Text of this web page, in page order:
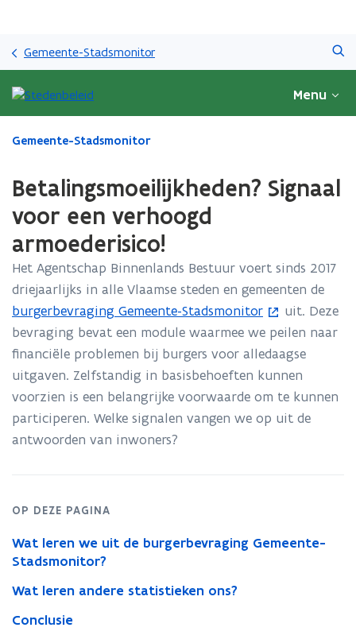
gaan
Gemeente-Stadsmonitor
Menu
Gedaan
zich
op:
Betalingsmoeilijkheden?
Signaal
voor
een
verhoogd
armoederisico!
Gemeente-Stadsmonitor
Betalingsmoeilijkheden? Signaal
voor een verhoogd
armoederisico!
Het Agentschap Binnenlands Bestuur voert sinds 2017
driejaarlijks in alle Vlaamse steden en gemeenten de
burgerbevraging Gemeente-Stadsmonitor
(
o
p
e
n
t
i
i
u
w
v
e
uit. Deze
bevraging bevat een module waarmee we peilen naar
financiële problemen bij burgers voor alledaagse
uitgaven. Zelfstandig in basisbehoeften kunnen
voorzien is een belangrijke voorwaarde om te kunnen
participeren. Welke signalen vangen we op uit de
antwoorden van inwoners?
OP DEZE PAGINA
Wat leren we uit de burgerbevraging Gemeente-
Stadsmonitor?
Wat leren andere statistieken ons?
Conclusie